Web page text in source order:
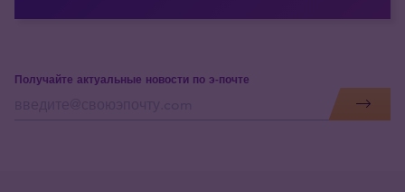
Получайте актуальные новости по э-почте